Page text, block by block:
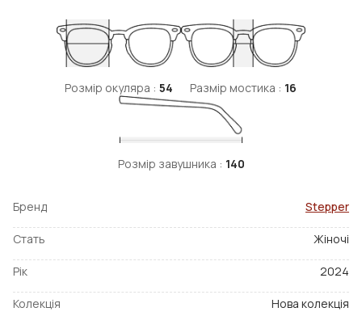
Розмір окуляра : 54 Размір мостика : 16
Розмір завушника : 140
Бренд Stepper
Стать Жіночі
Рік 2024
Колекція Нова колекція